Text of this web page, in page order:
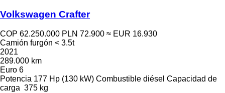
Volkswagen Crafter
COP 62.250.000 PLN 72.900 ≈ EUR 16.930
Camión furgón < 3.5t
2021
289.000 km
Euro 6
Potencia 177 Hp (130 kW) Combustible diésel Capacidad de
carga 375 kg